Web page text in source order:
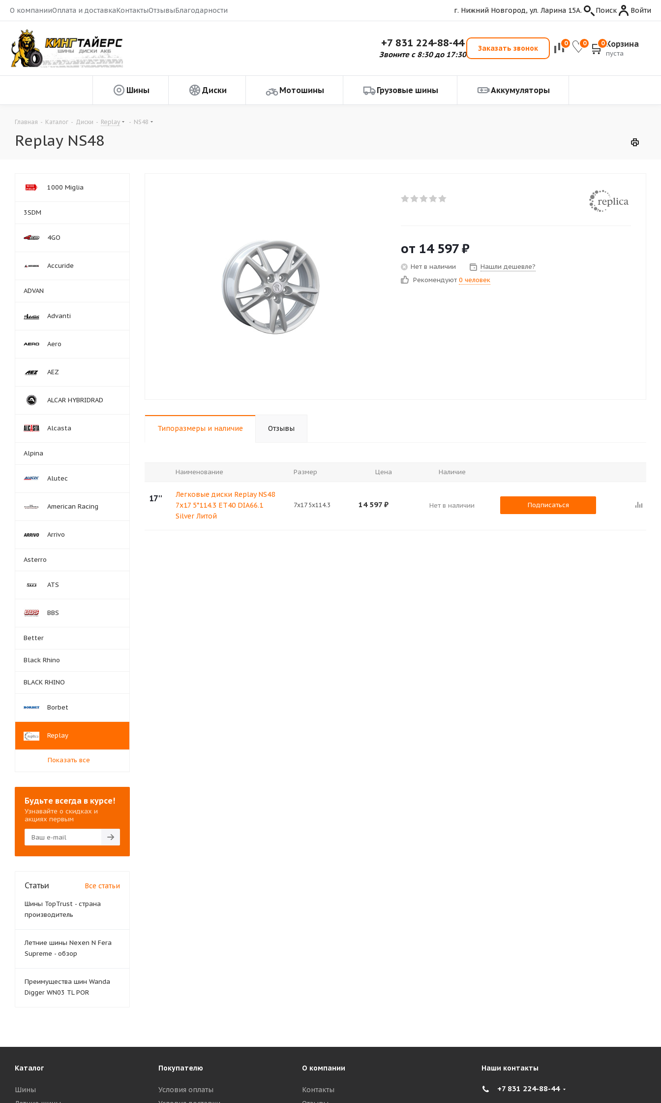
О компанииОплата и доставкаКонтактыОтзывыБлагодарности г. Нижний Новгород, ул. Ларина 15А. Поиск Войти
+7 831 224-88-44
Звоните с 8:30 до 17:30
Заказать звонок
0 0 0 Корзина
пуста
Шины Диски Мотошины Грузовые шины Аккумуляторы
Главная - Каталог - Диски - Replay - NS48
Replay NS48
от 14 597₽
Нет в наличии
Нашли дешевле?
Рекомендуют 0 человек
Типоразмеры и наличие Отзывы
Наименование Размер Цена Наличие
17''
Легковые диски Replay NS48
7x17 5*114.3 ET40 DIA66.1
Silver Литой
7x17 5x114.3 14 597 ₽ Нет в наличии Подписаться
1000 Miglia
3SDM
4GO
Accuride
ADVAN
Advanti
Aero
AEZ
ALCAR HYBRIDRAD
Alcasta
Alpina
Alutec
American Racing
Arrivo
Asterro
ATS
BBS
Better
Black Rhino
BLACK RHINO
Borbet
Replay
Показать все
Будьте всегда в курсе!
Узнавайте о скидках и
акциях первым
Статьи Все статьи
Шины TopTrust - страна
производитель
Летние шины Nexen N Fera
Supreme - обзор
Преимущества шин Wanda
Digger WN03 TL POR
Каталог
Шины
Покупателю
Условия оплаты
О компании
Контакты
Наши контакты
+7 831 224-88-44